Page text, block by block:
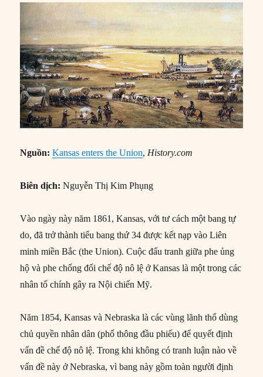
Nguồn: Kansas enters the Union, History.com
Biên dịch: Nguyễn Thị Kim Phụng
Vào ngày này năm 1861, Kansas, với tư cách một bang tự
do, đã trở thành tiểu bang thứ 34 được kết nạp vào Liên
minh miền Bắc (the Union). Cuộc đấu tranh giữa phe ủng
hộ và phe chống đối chế độ nô lệ ở Kansas là một trong các
nhân tố chính gây ra Nội chiến Mỹ.
Năm 1854, Kansas và Nebraska là các vùng lãnh thổ dùng
chủ quyền nhân dân (phổ thông đầu phiếu) để quyết định
vấn đề chế độ nô lệ. Trong khi không có tranh luận nào về
vấn đề này ở Nebraska, vì bang này gồm toàn người định